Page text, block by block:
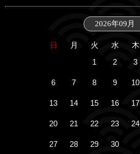
2026年09月
日 月 火 水 木
1
2 3
6 7 8 9 10
13 14 15 16 17
20 21 22 23 24
27 28 29 30